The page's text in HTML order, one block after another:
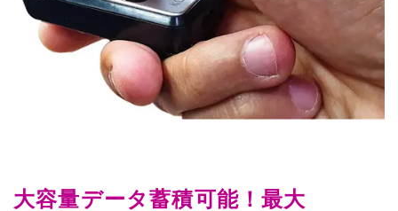
大容量データ蓄積可能！最大